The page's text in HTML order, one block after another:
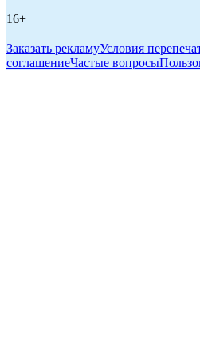
16+
Заказать рекламуУсловия
соглашениеЧастые вопросы